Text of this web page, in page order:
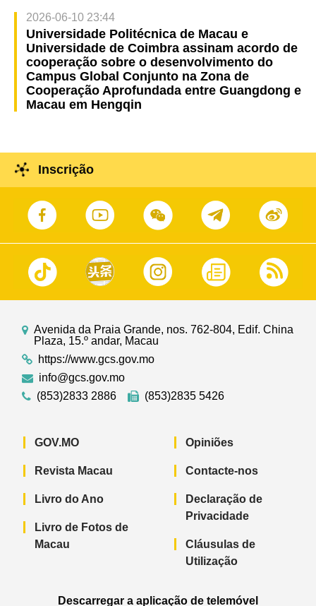
2026-06-10 23:44
Universidade Politécnica de Macau e
Universidade de Coimbra assinam acordo de
cooperação sobre o desenvolvimento do
Campus Global Conjunto na Zona de
Cooperação Aprofundada entre Guangdong e
Macau em Hengqin
Inscrição
Avenida da Praia Grande, nos. 762-804, Edif. China
Plaza, 15.º andar, Macau
https://www.gcs.gov.mo
info@gcs.gov.mo
(853)2833 2886
(853)2835 5426
GOV.MO
Revista Macau
Livro do Ano
Livro de Fotos de
Macau
Opiniões
Contacte-nos
Declaração de
Privacidade
Cláusulas de
Utilização
Descarregar a aplicação de telemóvel